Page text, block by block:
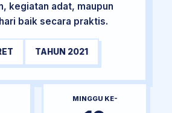
kegiatan adat, maupun
baik secara praktis.
TAHUN 2021
MINGGU KE-